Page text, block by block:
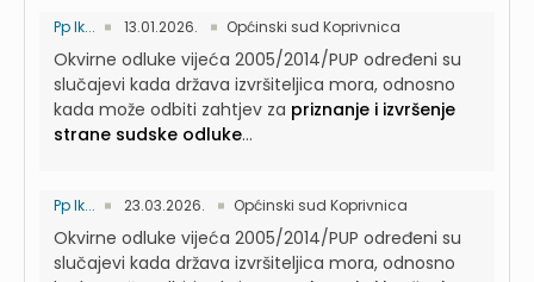
Pp Ik... 13.01.2026. Općinski sud Koprivnica
Okvirne odluke vijeća 2005/2014/PUP određeni su
slučajevi kada država izvršiteljica mora, odnosno
kada može odbiti zahtjev za priznanje i izvršenje
strane sudske odluke...
Pp Ik... 23.03.2026. Općinski sud Koprivnica
Okvirne odluke vijeća 2005/2014/PUP određeni su
slučajevi kada država izvršiteljica mora, odnosno